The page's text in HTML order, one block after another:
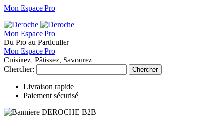
Mon Espace Pro
Mon Espace Pro
Du Pro au Particulier
Mon Espace Pro
Cuisinez, Pâtissez, Savourez
Chercher:
Chercher
Livraison rapide
Paiement sécurisé